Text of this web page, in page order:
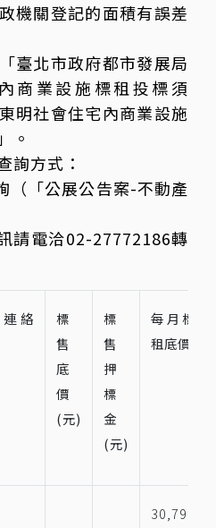
機關登記的面積有誤差
臺北市政府都市發展局
商業設施標租投標須
明社會住宅內商業設施
。
詢方式：
（「公展公告案-不動產
請電洽02-27772186轉
絡
標
售
底
價
(元)
標
售
押
標
金
(元)
每月標
租底價
30,799